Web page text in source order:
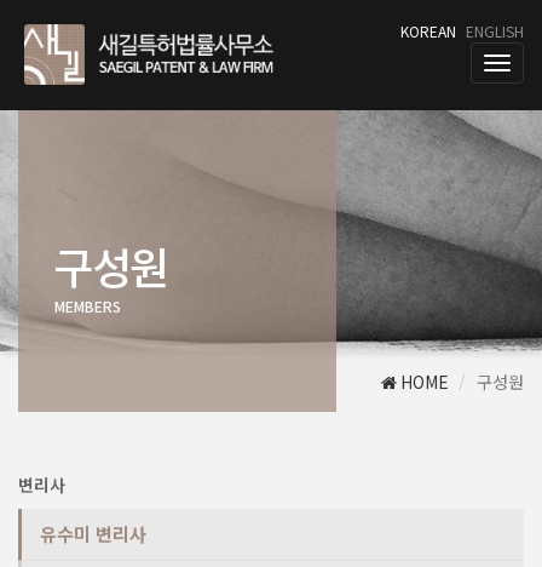
KOREAN ENGLISH
T
o
g
g
e
n
a
v
a
t
i
구성원
MEMBERS
HOME 구성원
변리사
유수미 변리사